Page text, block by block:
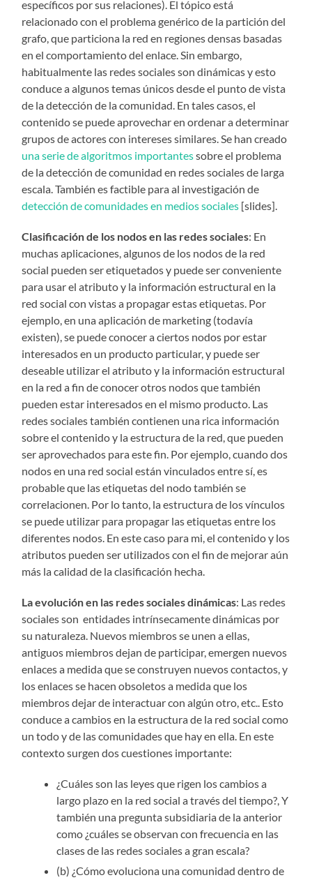
específicos por sus relaciones). El tópico está
relacionado con el problema genérico de la partición del
grafo, que particiona la red en regiones densas basadas
en el comportamiento del enlace. Sin embargo,
habitualmente las redes sociales son dinámicas y esto
conduce a algunos temas únicos desde el punto de vista
de la detección de la comunidad. En tales casos, el
contenido se puede aprovechar en ordenar a determinar
grupos de actores con intereses similares. Se han creado
una serie de algoritmos importantessobre el problema
de la detección de comunidad en redes sociales de larga
escala. También es factible para al investigación de
detección de comunidades en medios sociales [slides].
Clasificación de los nodos en las redes sociales: En
muchas aplicaciones, algunos de los nodos de la red
social pueden ser etiquetados y puede ser conveniente
para usar el atributo y la información estructural en la
red social con vistas a propagar estas etiquetas. Por
ejemplo, en una aplicación de marketing (todavía
existen), se puede conocer a ciertos nodos por estar
interesados en un producto particular, y puede ser
deseable utilizar el atributo y la información estructural
en la red a fin de conocer otros nodos que también
pueden estar interesados en el mismo producto. Las
redes sociales también contienen una rica información
sobre el contenido y la estructura de la red, que pueden
ser aprovechados para este fin. Por ejemplo, cuando dos
nodos en una red social están vinculados entre sí, es
probable que las etiquetas del nodo también se
correlacionen. Por lo tanto, la estructura de los vínculos
se puede utilizar para propagar las etiquetas entre los
diferentes nodos. En este caso para mi, el contenido y los
atributos pueden ser utilizados con el fin de mejorar aún
más la calidad de la clasificación hecha.
La evolución en las redes sociales dinámicas: Las redes
sociales son entidades intrínsecamente dinámicas por
su naturaleza. Nuevos miembros se unen a ellas,
antiguos miembros dejan de participar, emergen nuevos
enlaces a medida que se construyen nuevos contactos, y
los enlaces se hacen obsoletos a medida que los
miembros dejar de interactuar con algún otro, etc.. Esto
conduce a cambios en la estructura de la red social como
un todo y de las comunidades que hay en ella. En este
contexto surgen dos cuestiones importante:
¿Cuáles son las leyes que rigen los cambios a
largo plazo en la red social a través del tiempo?, Y
también una pregunta subsidiaria de la anterior
como ¿cuáles se observan con frecuencia en las
clases de las redes sociales a gran escala?
(b) ¿Cómo evoluciona una comunidad dentro de